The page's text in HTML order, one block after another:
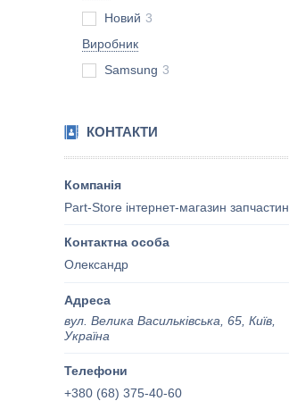
Новий 3
Виробник
Samsung 3
КОНТАКТИ
Part-Store інтернет-магазин запчастин
Олександр
вул. Велика Васильківська, 65, Київ,
Україна
+380 (68) 375-40-60